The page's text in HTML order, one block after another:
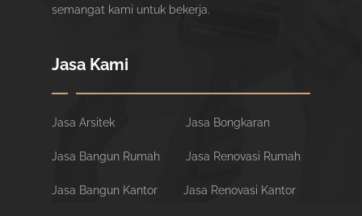
semangat kami untuk bekerja.
Jasa Kami
Jasa Arsitek Jasa Bongkaran
Jasa Bangun Rumah Jasa Renovasi Rumah
Jasa Bangun Kantor Jasa Renovasi Kantor